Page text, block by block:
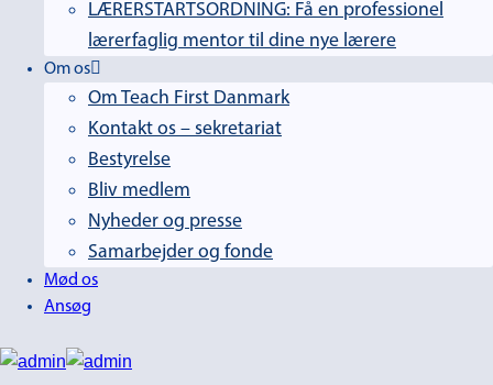
LÆRERSTARTSORDNING: Få en professionel
lærerfaglig mentor til dine nye lærere
Om os
Om Teach First Danmark
Kontakt os – sekretariat
Bestyrelse
Bliv medlem
Nyheder og presse
Samarbejder og fonde
Mød os
Ansøg